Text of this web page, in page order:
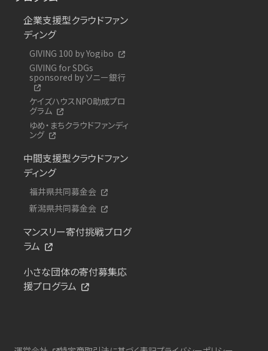
企業支援型クラウドファン
ディング
GIVING 100 by Yogibo
GIVING for SDGs
sponsored by ソニー銀行
ケイズハウスNPO助成プロ
グラム
ゆめ・まちクラウドファンディ
ング
中間支援型クラウドファン
ディング
福井県共同募金会
新潟県共同募金会
マンスリー寄付挑戦プログ
ラム
小さな団体の寄付募集応
援プログラム